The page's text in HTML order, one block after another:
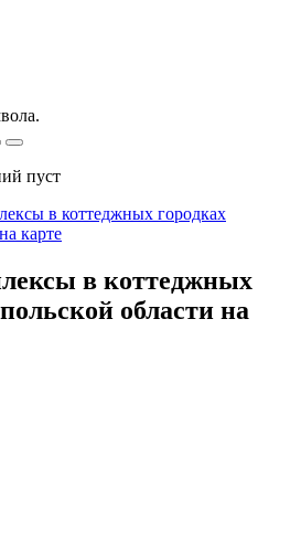
пуст
в коттеджных городках
карте
в коттеджных
области на